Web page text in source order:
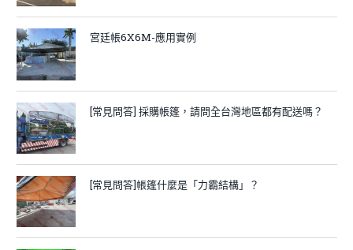
宮廷帳6X6M-應用實例
[常見問答] 採購帳篷，請問全台灣地區都有配送嗎？
[常見問答]帳篷什麼是「力霸結構」？